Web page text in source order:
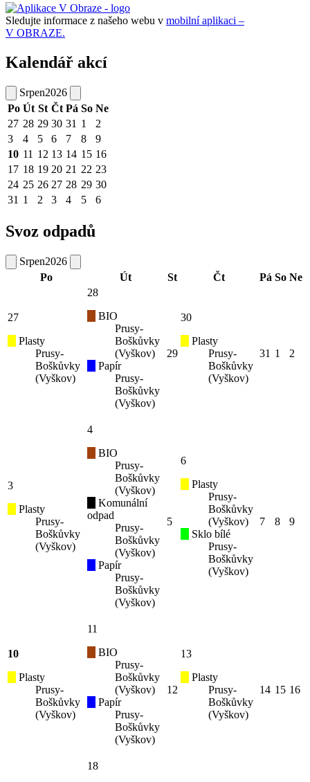
Sledujte informace z našeho webu v mobilní aplikaci –
V OBRAZE.
Kalendář akcí
Srpen2026
Po Út St Čt Pá So Ne
27 28 29 30 31 1
2
3
4 5 6 7 8
9
10 11 12 13 14 15 16
17 18 19 20 21 22 23
24 25 26 27 28 29 30
31 1 2 3 4 5 6
Svoz odpadů
Srpen2026
Po
Út St Čt Pá So Ne
27
Plasty
Prusy-
Boškůvky
(Vyškov)
28
BIO
Prusy-
Boškůvky
(Vyškov)
Papír
Prusy-
Boškůvky
(Vyškov)
29
30
Plasty
Prusy-
Boškůvky
(Vyškov)
31 1 2
3
Plasty
Prusy-
Boškůvky
(Vyškov)
4
BIO
Prusy-
Boškůvky
(Vyškov)
Komunální
odpad
Prusy-
Boškůvky
(Vyškov)
Papír
Prusy-
Boškůvky
(Vyškov)
5
6
Plasty
Prusy-
Boškůvky
(Vyškov)
Sklo bílé
Prusy-
Boškůvky
(Vyškov)
7 8 9
10
Plasty
Prusy-
Boškůvky
(Vyškov)
11
BIO
Prusy-
Boškůvky
(Vyškov)
Papír
Prusy-
Boškůvky
(Vyškov)
12
13
Plasty
Prusy-
Boškůvky
(Vyškov)
14 15 16
18